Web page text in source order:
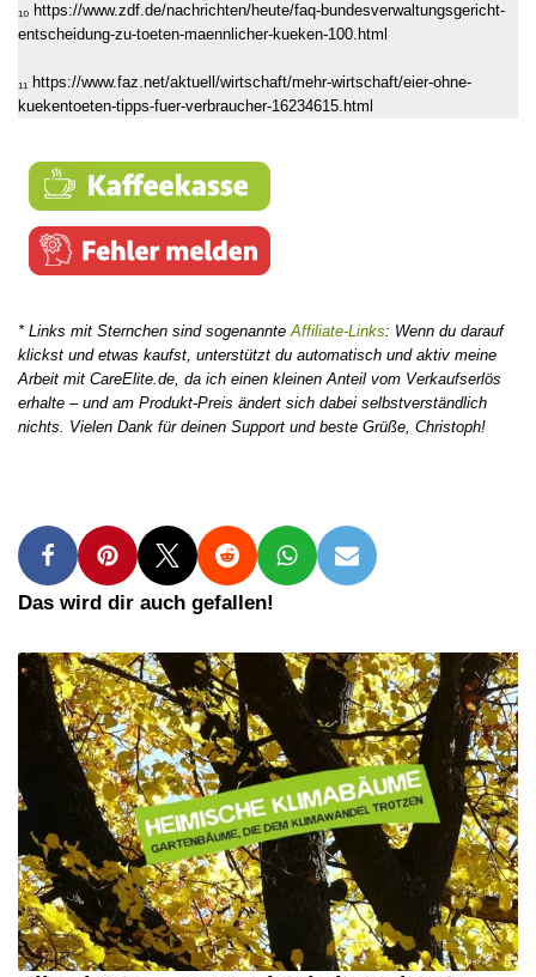
₁₀ https://www.zdf.de/nachrichten/heute/faq-bundesverwaltungsgericht-
entscheidung-zu-toeten-maennlicher-kueken-100.html
₁₁ https://www.faz.net/aktuell/wirtschaft/mehr-wirtschaft/eier-ohne-
kuekentoeten-tipps-fuer-verbraucher-16234615.html
* Links mit Sternchen sind sogenannteAffiliate-Links: Wenn du darauf
klickst und etwas kaufst, unterstützt du automatisch und aktiv meine
Arbeit mit CareElite.de, da ich einen kleinen Anteil vom Verkaufserlös
erhalte – und am Produkt-Preis ändert sich dabei selbstverständlich
nichts. Vielen Dank für deinen Support und beste Grüße, Christoph!
Das wird dir auch gefallen!